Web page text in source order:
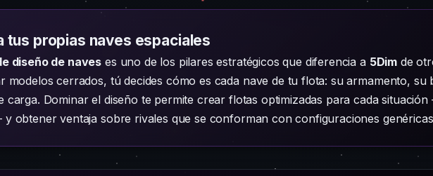
tus propias naves espaciales
diseño de naves es uno de los pilares estratégicos que diferencia a 5Dim de
modelos cerrados, tú decides cómo es cada nave de tu flota: su armamento, su
carga. Dominar el diseño te permite crear flotas optimizadas para cada
obtener ventaja sobre rivales que se conforman con configuraciones